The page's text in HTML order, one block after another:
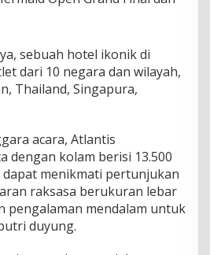
sebuah hotel ikonik di
dari 10 negara dan wilayah,
Thailand, Singapura,
acara, Atlantis
dengan kolam berisi 13.500
menikmati pertunjukan
raksasa berukuran lebar
pengalaman mendalam untuk
duyung.